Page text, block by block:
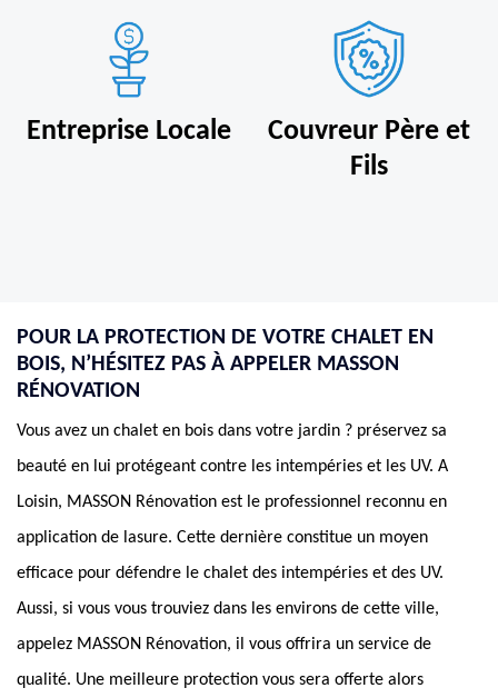
Entreprise Locale
Couvreur Père et
Fils
POUR LA PROTECTION DE VOTRE CHALET EN
BOIS, N’HÉSITEZ PAS À APPELER MASSON
RÉNOVATION
Vous avez un chalet en bois dans votre jardin ? préservez sa
beauté en lui protégeant contre les intempéries et les UV. A
Loisin, MASSON Rénovation est le professionnel reconnu en
application de lasure. Cette dernière constitue un moyen
efficace pour défendre le chalet des intempéries et des UV.
Aussi, si vous vous trouviez dans les environs de cette ville,
appelez MASSON Rénovation, il vous offrira un service de
qualité. Une meilleure protection vous sera offerte alors